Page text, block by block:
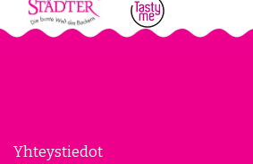
Yhteystiedot